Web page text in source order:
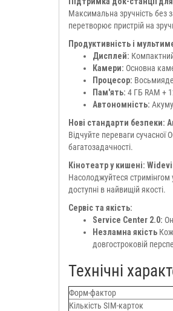
Максимальна зручність без
перетворює пристрій на
Продуктивність і
Дисплей:
Камери: Основна
Процесор:
Пам'ять: 4 ГБ RAM +
Автономність:
Нові стандарти безпеки:
Відчуйте переваги
багатозадачності.
Кінотеатр у кишені:
Насолоджуйтеся стримінгом
доступні в найвищій якості.
Сервіс та якість:
Service Center 2.0:
Незламна якість
довгостроковій
Технічні
Форм-фактор
Кількість SIM-карток